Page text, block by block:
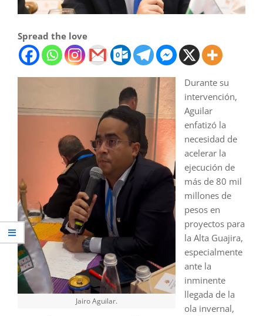
Spread the love
Jairo Aguilar.
Durante su
intervención,
Aguilar
enfatizó la
necesidad de
acelerar la
ejecución de
más de 80 mil
millones de
pesos en
proyectos para
la Alta Guajira,
especialmente
ante la
inminente
llegada de la
ola invernal,